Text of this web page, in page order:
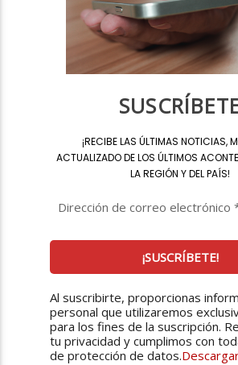
¡RECIBE LAS ÚLTIMAS NOTICIAS,
ACTUALIZADO DE LOS ÚLTIMOS
LA REGIÓN Y DEL PAÍS!
Al suscribirte, proporcionas
personal que utilizaremos
para los fines de la suscripción.
tu privacidad y cumplimos con
de protección de datos.